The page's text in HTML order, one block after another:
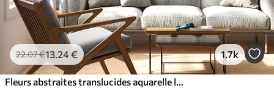
22.07€13 .24€ 1.7k